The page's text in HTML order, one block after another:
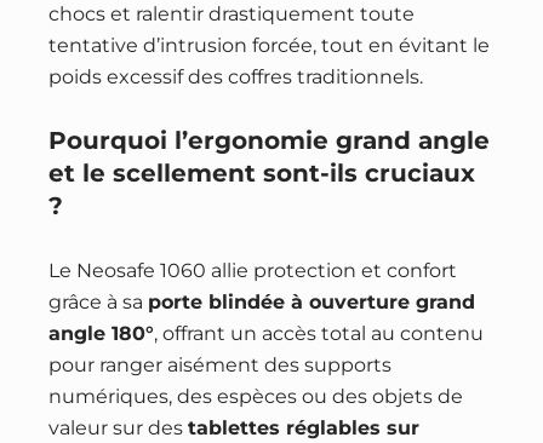
chocs et ralentir drastiquement toute
tentative d’intrusion forcée, tout en évitant le
poids excessif des coffres traditionnels.
Pourquoi l’ergonomie grand angle
et le scellement sont-ils cruciaux
?
Le Neosafe 1060 allie protection et confort
grâce à sa porte blindée à ouverture grand
angle 180°, offrant un accès total au contenu
pour ranger aisément des supports
numériques, des espèces ou des objets de
valeur sur des tablettes réglables sur